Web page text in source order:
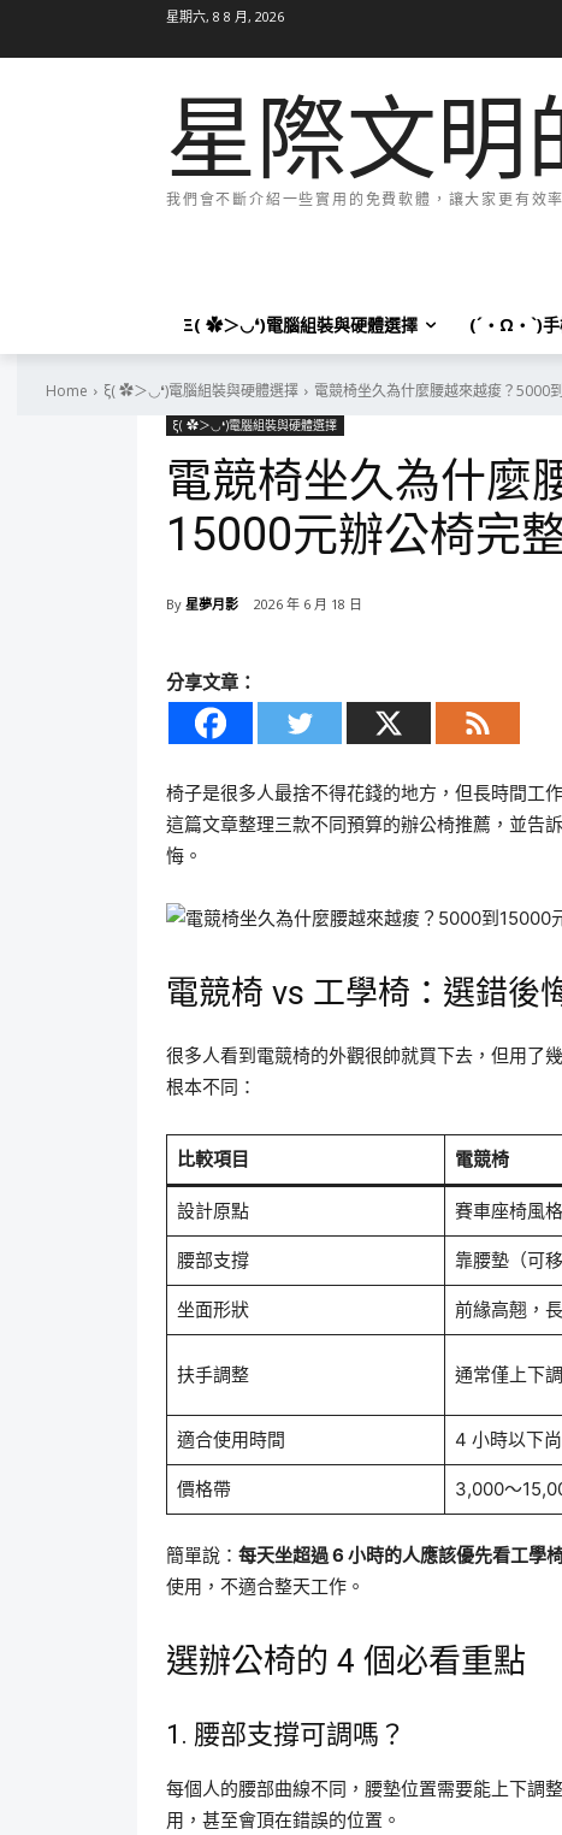
星期六, 8 8 月, 2026
星際文明
我們會不斷介紹一些實用的免費軟體，讓大家更有
Ξ( ✿＞◡❛)電腦組裝與硬體選擇 (´・Ω・`)
Home ξ( ✿＞◡❛)電腦組裝與硬體選擇 電競椅坐久為什麼腰越來越痠？5000
ξ( ✿＞◡❛)電腦組裝與硬體選擇
電競椅坐久為什麼
15000元辦公椅完
By 星夢月影 2026 年 6 月 18 日
分享文章：
椅子是很多人最捨不得花錢的地方，但長時間工
這篇文章整理三款不同預算的辦公椅推薦，並告
悔。
電競椅 vs 工學椅：選錯後
很多人看到電競椅的外觀很帥就買下去，但用了
根本不同：
比較項目 電競椅
設計原點 賽車座椅風
腰部支撐 靠腰墊（可
坐面形狀 前緣高翹，
扶手調整 通常僅上下
適合使用時間 4 小時以下
價格帶 3,000～
簡單說： 每天坐超過 6 小時的人應該優先看工學
使用，不適合整天工作。
選辦公椅的 4 個必看重點
1. 腰部支撐可調嗎？
每個人的腰部曲線不同，腰墊位置需要能上下調
用，甚至會頂在錯誤的位置。